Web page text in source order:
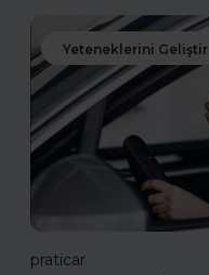
Yeteneklerini Geliştir
praticar